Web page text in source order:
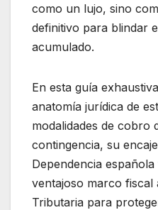
como un lujo, sino
definitivo para blindar
acumulado.
En esta guía
anatomía jurídica de
modalidades de cobro
contingencia, su
Dependencia
ventajoso marco fiscal
Tributaria para